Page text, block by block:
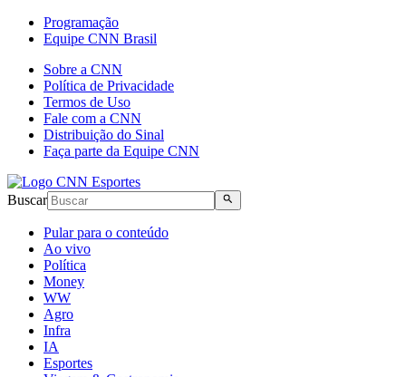
Programação
Equipe CNN Brasil
Sobre a CNN
Política de Privacidade
Termos de Uso
Fale com a CNN
Distribuição do Sinal
Faça parte da Equipe CNN
Buscar
Pular para o conteúdo
Ao vivo
Política
Money
WW
Agro
Infra
IA
Esportes